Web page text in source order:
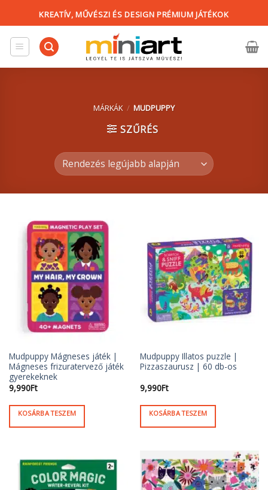
content
KREATÍV, MŰVÉSZI ÉS DESIGN PRÉMIUM JÁTÉKOK
MÁRKÁK / MUDPUPPY
SZŰRÉS
Mudpuppy Mágneses játék |
Mágneses frizuratervező játék
gyerekeknek
9,990Ft
KOSÁRBA TESZEM
Mudpuppy Illatos puzzle |
Pizzaszaurusz | 60 db-os
9,990Ft
KOSÁRBA TESZEM